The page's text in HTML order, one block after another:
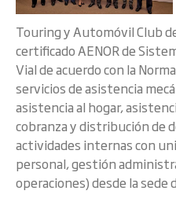
Touring y Automóvil Club
certificado AENOR de
Vial de acuerdo con la
servicios de asistencia
asistencia al hogar,
cobranza y distribución de
actividades internas con
personal, gestión
operaciones) desde la sede